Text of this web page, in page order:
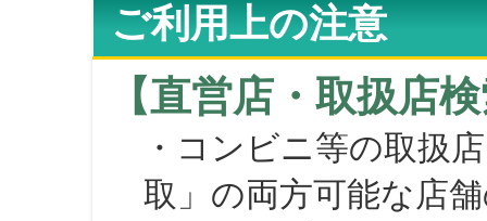
ご利用上の注意
【直営店・取扱店
・コンビニ等の取扱
取」の両方可能な店